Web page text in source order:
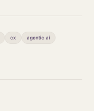
cx agentic ai